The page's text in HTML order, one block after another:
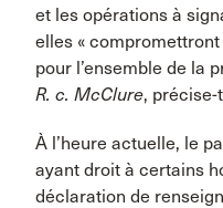
et les opérations à
elles «
pour l’ensemble de la
R. c. McClure, précise-
À l’heure actuelle, le
ayant droit à certains
déclaration de